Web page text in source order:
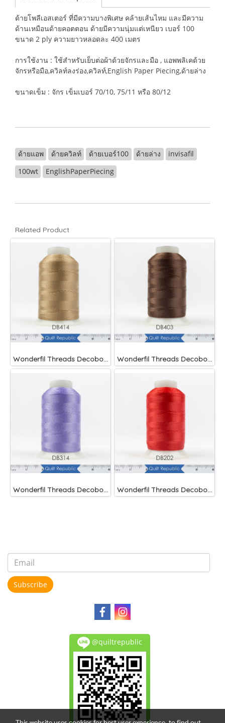
ด้ายโพลีเอสเตอร์ ที่มีความบางพิเศษ คล้ายเส้นไหม และมีความ
ด้านเหมือนด้ายคอตตอน ด้ายมีความนุ่มแต่เหนียว เบอร์ 100
ขนาด 2 ply ความยาวหลอดละ 400 เมตร
การใช้งาน : ใช้สำหรับเย็บต่อผ้าด้วยจักรและมือ , แอพพลิเคด้วย
จักรหรือมือ,ควิลท์ลงร่อง,ควิลท์,English Paper Piecing,ด้ายล่าง
ขนาดเข็ม : จักร เข็มเบอร์ 70/10, 75/11 หรือ 80/12
ด้ายแอพ ด้ายควิลท์ ด้ายเบอร์100 ด้ายล่าง
invisafil
100wt
EnglishPaperPiecing
Related Product
Wonderfil Threads Decobob Soft Tan 2000 Metre Wonderfil Threads Decobob Brown 2000 Metre
Wonderfil Threads Decobob Lilac 2000 Metre Wonderfil Threads Decobob Red 2000 Metre
Subscribe
@quiltrepublic